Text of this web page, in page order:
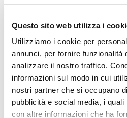
Questo sito web utilizza i
Utilizziamo i cookie per
annunci, per fornire funzionalità
analizzare il nostro traffico.
informazioni sul modo in cui
nostri partner che si occupano
pubblicità e social media, i
con altre informazioni che ha